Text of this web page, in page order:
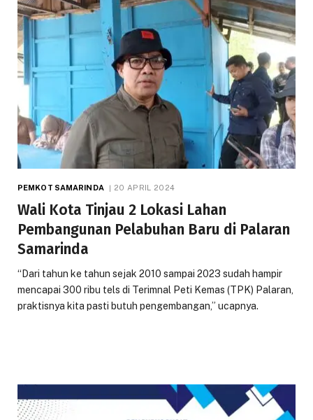
PEMKOT SAMARINDA 20 APRIL 2024
Wali Kota Tinjau 2 Lokasi Lahan
Pembangunan Pelabuhan Baru di Palaran
Samarinda
“Dari tahun ke tahun sejak 2010 sampai 2023 sudah hampir
mencapai 300 ribu tels di Terimnal Peti Kemas (TPK) Palaran,
praktisnya kita pasti butuh pengembangan,” ucapnya.